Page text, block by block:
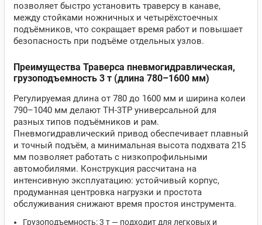
позволяет быстро установить траверсу в канаве,
между стойками ножничных и четырёхстоечных
подъёмников, что сокращает время работ и повышает
безопасность при подъёме отдельных узлов.
Преимущества Траверса пневмогидравлическая,
грузоподъемность 3 т (длина 780–1600 мм)
Регулируемая длина от 780 до 1600 мм и ширина колеи
790–1040 мм делают TH-3TP универсальной для
разных типов подъёмников и рам.
Пневмогидравлический привод обеспечивает плавный
и точный подъём, а минимальная высота подхвата 215
мм позволяет работать с низкопрофильными
автомобилями. Конструкция рассчитана на
интенсивную эксплуатацию: устойчивый корпус,
продуманная центровка нагрузки и простота
обслуживания снижают время простоя инструмента.
Грузоподъемность: 3 т — подходит для легковых и